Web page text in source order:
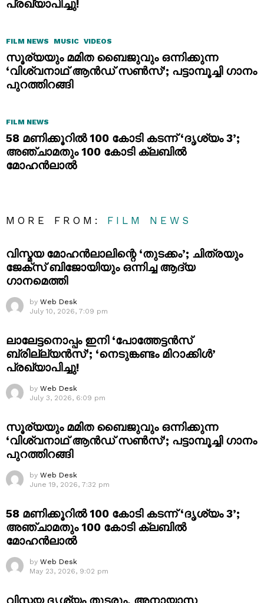
പ്രഖ്യാപിച്ചു!
FILM NEWS MUSIC VIDEOS
സൂര്യയും മമിത ബൈജുവും ഒന്നിക്കുന്ന
‘വിശ്വനാഥ് ആൻഡ് സൺസ്’; പട്ടാമ്പൂച്ചി ഗാനം
പുറത്തിറങ്ങി
FILM NEWS
58 മണിക്കൂറിൽ 100 കോടി കടന്ന് ‘ദൃശ്യം 3’;
അഞ്ചാമതും 100 കോടി ക്ലബിൽ
മോഹൻലാൽ
MORE FROM: FILM NEWS
വിസ്മയ മോഹൻലാലിന്റെ ‘തുടക്കം’; ചിത്രയും
ജേക്സ് ബിജോയിയും ഒന്നിച്ച ആദ്യ
ഗാനമെത്തി
by Web Desk
July 10, 2026, 7:09 pm
ലാലേട്ടനൊപ്പം ഇനി ‘പോത്തേട്ടൻസ്
ബ്രില്ല്യൻസ്’; ‘നെടുങ്കണ്ടം മിറാക്കിൾ’
പ്രഖ്യാപിച്ചു!
by Web Desk
July 3, 2026, 6:09 pm
സൂര്യയും മമിത ബൈജുവും ഒന്നിക്കുന്ന
‘വിശ്വനാഥ് ആൻഡ് സൺസ്’; പട്ടാമ്പൂച്ചി ഗാനം
പുറത്തിറങ്ങി
by Web Desk
June 19, 2026, 7:32 pm
58 മണിക്കൂറിൽ 100 കോടി കടന്ന് ‘ദൃശ്യം 3’;
അഞ്ചാമതും 100 കോടി ക്ലബിൽ
മോഹൻലാൽ
by Web Desk
May 23, 2026, 9:02 pm
വിസ്മയ ദൃശ്യം തുടരും, അനായാസ